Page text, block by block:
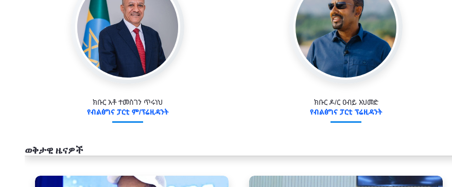
ክቡር አቶ ተመስገን ጥሩነህ
የብልፅግና ፓርቲ ም/ፕሬዚዳንት
ክቡር ዶ/ር ዐብይ አህመድ
የብልፅግና ፓርቲ ፕሬዚዳንት
ወቅታዊ ዜናዎች